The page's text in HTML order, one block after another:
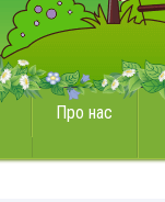
Про нас